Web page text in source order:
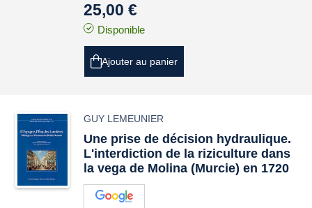
25,00 €
Disponible
Ajouter au panier
GUY LEMEUNIER
Une prise de décision hydraulique.
L'interdiction de la riziculture dans
la vega de Molina (Murcie) en 1720